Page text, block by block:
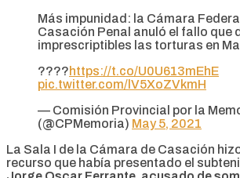
Más impunidad: la Cámara
Casación Penal anuló el fallo que
imprescriptibles las torturas en
????https://t.co/U0U613mEhE
pic.twitter.com/lV5XoZVkmH
— Comisión Provincial por la
(@CPMemoria) May 5, 2021
La Sala I de la Cámara de Casación
recurso que había presentado el